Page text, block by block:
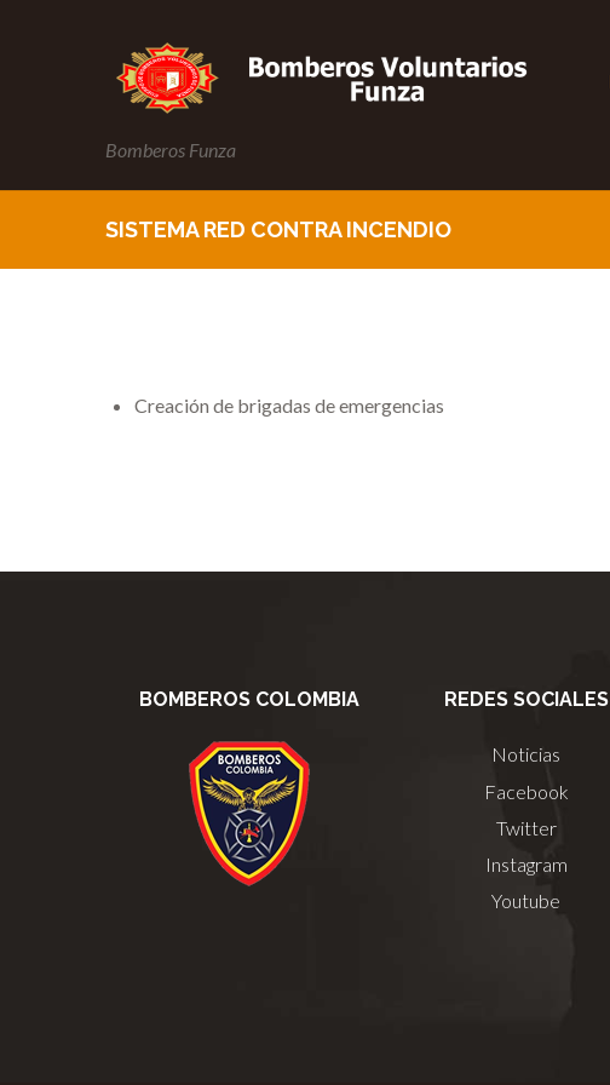
Bomberos Funza
SISTEMA RED CONTRA INCENDIO
Creación de brigadas de emergencias
BOMBEROS COLOMBIA REDES SOCIALES
Noticias
Facebook
Twitter
Instagram
Youtube